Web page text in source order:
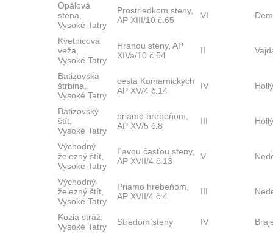
Opálová
stena,
Vysoké Tatry
Prostriedkom steny,
AP XIII/10 č.65
VI
Kvetnicová
veža,
Vysoké Tatry
Hranou steny, AP
XIVa/10 č.54
II
Batizovská
štrbina,
Vysoké Tatry
cesta Komarnickych
AP XV/4 č.14
IV
Batizovský
štít,
Vysoké Tatry
priamo hrebeňom,
AP XV/5 č.8
III
Východný
železný štít,
Vysoké Tatry
Ľavou časťou steny,
AP XVII/4 č.13
V
Východný
železný štít,
Vysoké Tatry
Priamo hrebeňom,
AP XVII/4 č.4
III
Kozia stráž,
Vysoké Tatry
Stredom steny IV